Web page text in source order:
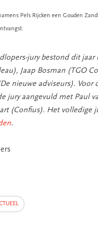
Pels Rijcken een Gouden
jury bestond dit jaar
Jaap Bosman (TGO
nieuwe adviseurs). Voor
jury aangevuld met Paul
(Confius). Het volledige
.